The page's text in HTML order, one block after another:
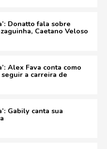
Donatto fala sobre
Caetano Veloso
Alex Fava conta como
a carreira de
Gabily canta sua